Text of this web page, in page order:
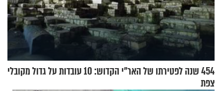
454 שנה לפטירתו של האר"י הקדוש: 10 עובדות על גדול מקובלי
צפת